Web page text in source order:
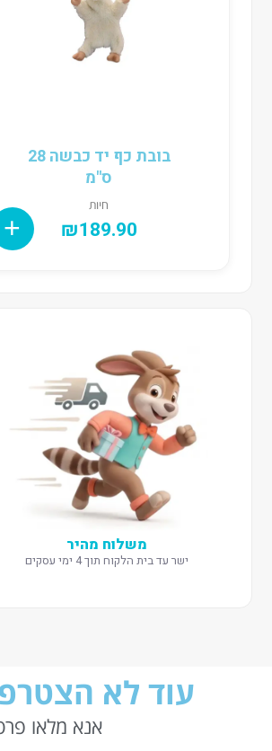
בובת כף יד כבשה 28
ס"מ
חיות
₪189.90
משלוח מהיר
ישר עד בית הלקוח תוך 4 ימי עסקים
עוד לא
אנא מלאו